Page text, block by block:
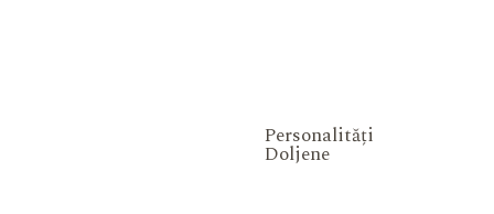
Personalități
Doljene